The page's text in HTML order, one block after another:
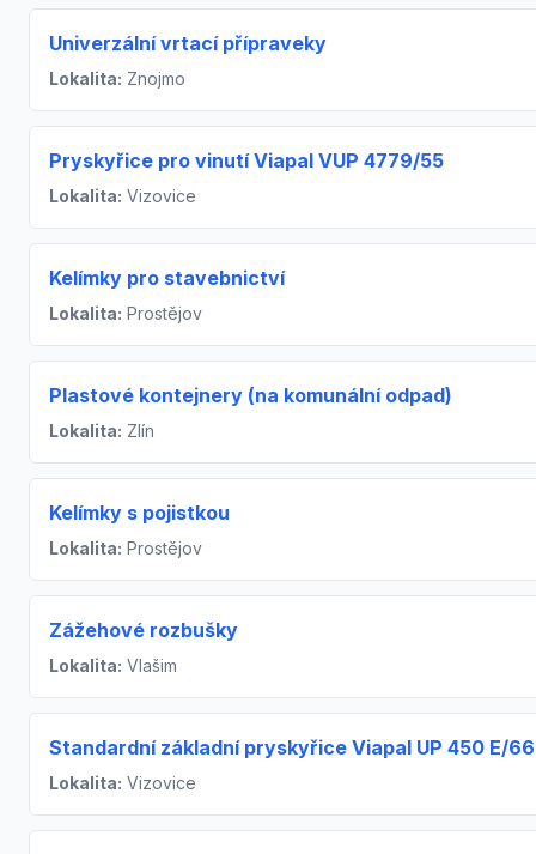
Univerzální vrtací přípraveky
Lokalita: Znojmo
Pryskyřice pro vinutí Viapal VUP 4779/55
Lokalita: Vizovice
Kelímky pro stavebnictví
Lokalita: Prostějov
Plastové kontejnery (na komunální odpad)
Lokalita: Zlín
Kelímky s pojistkou
Lokalita: Prostějov
Zážehové rozbušky
Lokalita: Vlašim
Standardní základní pryskyřice Viapal UP 450 E/66
Lokalita: Vizovice